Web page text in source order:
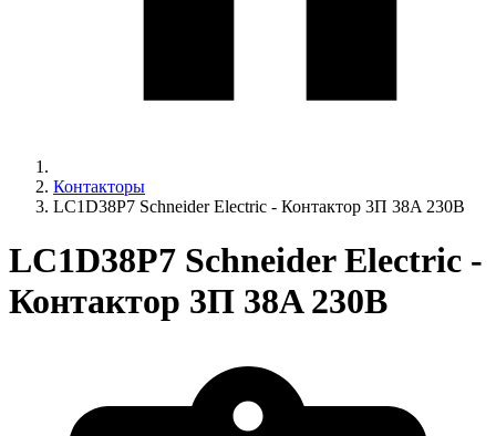
Контакторы
LC1D38P7 Schneider Electric - Контактор 3П 38A 230В
LC1D38P7 Schneider Electric -
Контактор 3П 38A 230В